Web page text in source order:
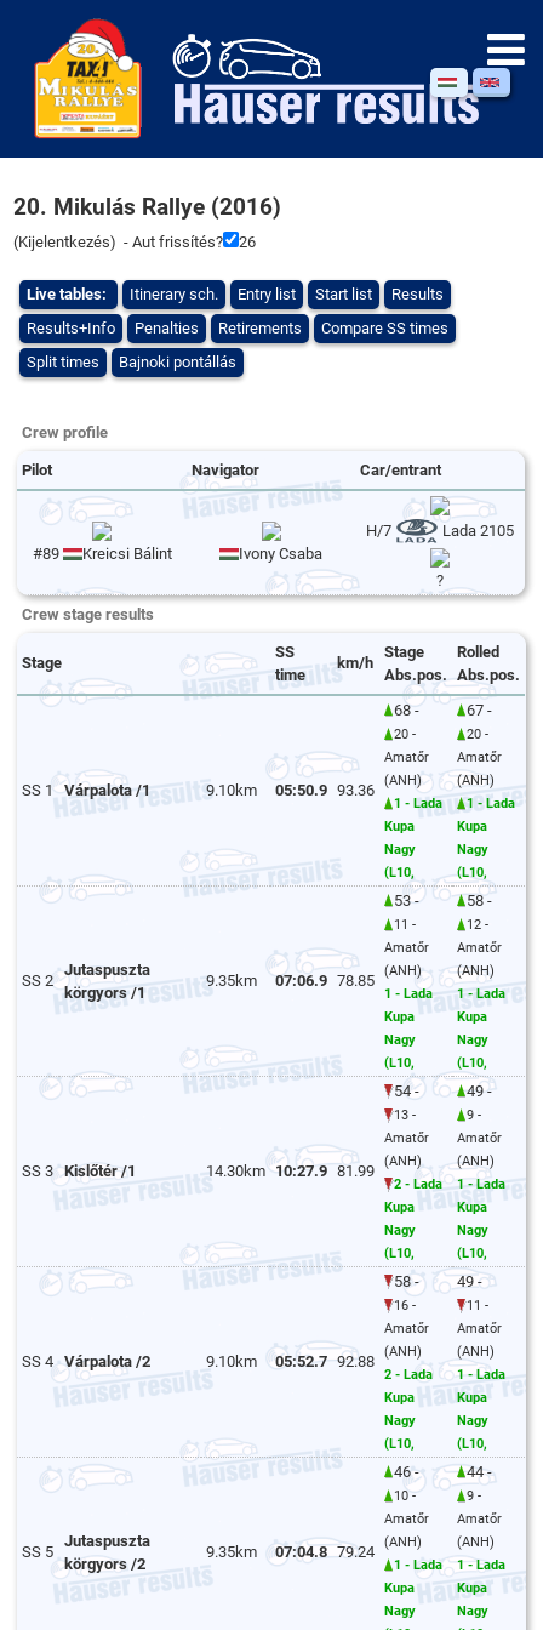
20. Mikulás Rallye (2016)
(Kijelentkezés) - Aut frissítés? 26
Live tables: Itinerary sch. Entry list Start list
Results
Results+Info
Penalties Retirements
Compare SS times
Split times
Bajnoki pontállás
Crew profile
Pilot Navigator Car/entrant
#89 Kreicsi Bálint Ivony Csaba
H/7 Lada 2105
?
Crew stage results
Stage
SS
time
km/h
Stage
Abs.pos.
Rolled
Abs.pos.
SS 1 Várpalota /1 9.10km 05:50.9 93.36
68 -
20 -
Amatőr
(ANH)
1 - Lada
Kupa
Nagy
(L10,
67 -
20 -
Amatőr
(ANH)
1 - Lada
Kupa
Nagy
(L10,
SS 2
Jutaspuszta
körgyors /1
9.35km 07:06.9 78.85
53 -
11 -
Amatőr
(ANH)
1 - Lada
Kupa
Nagy
(L10,
58 -
12 -
Amatőr
(ANH)
1 - Lada
Kupa
Nagy
(L10,
SS 3 Kislőtér /1 14.30km 10:27.9 81.99
54 -
13 -
Amatőr
(ANH)
2 - Lada
Kupa
Nagy
(L10,
49 -
9 -
Amatőr
(ANH)
1 - Lada
Kupa
Nagy
(L10,
SS 4 Várpalota /2 9.10km 05:52.7 92.88
58 -
16 -
Amatőr
(ANH)
2 - Lada
Kupa
Nagy
(L10,
49 -
11 -
Amatőr
(ANH)
1 - Lada
Kupa
Nagy
(L10,
SS 5
Jutaspuszta
körgyors /2
9.35km 07:04.8 79.24
46 -
10 -
Amatőr
(ANH)
1 - Lada
Kupa
Nagy
44 -
9 -
Amatőr
(ANH)
1 - Lada
Kupa
Nagy